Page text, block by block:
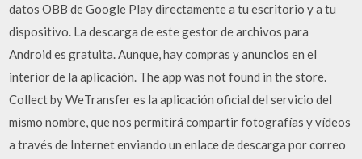
datos OBB de Google Play directamente a tu escritorio y a tu
dispositivo. La descarga de este gestor de archivos para
Android es gratuita. Aunque, hay compras y anuncios en el
interior de la aplicación. The app was not found in the store.
Collect by WeTransfer es la aplicación oficial del servicio del
mismo nombre, que nos permitirá compartir fotografías y vídeos
a través de Internet enviando un enlace de descarga por correo